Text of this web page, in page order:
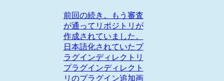
前回の続き。もう審査
が通ってリポジトリが
作成されていました。
日本語化されていたプ
ラグインディレクトリ
プラグインディレクト
リのプラグイン追加画